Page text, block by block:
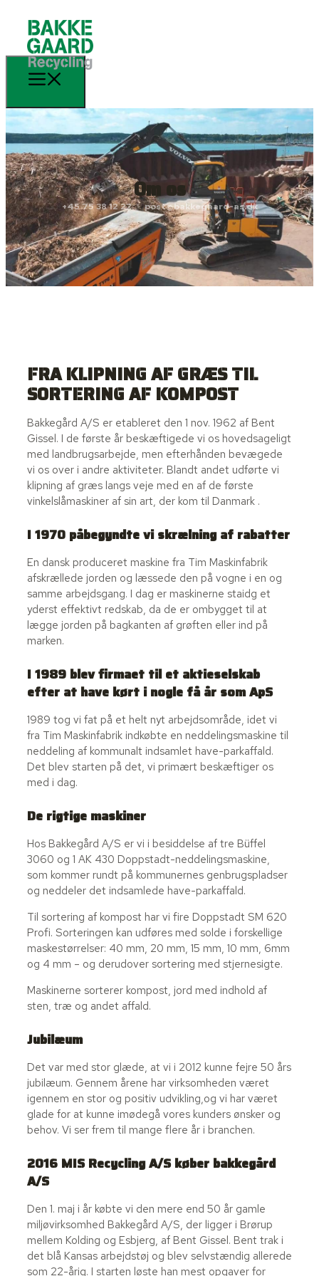
Om os
+45 75 38 12 22 post@bakkegaard-as.dk
FRA KLIPNING AF GRÆS TIL
SORTERING AF KOMPOST​​
​Bakkegård A/S er etableret den 1 nov. 1962 af Bent
Gissel. I de første år beskæftigede vi os hovedsageligt
med landbrugsarbejde, men efterhånden bevægede
vi os over i andre aktiviteter. Blandt andet udførte vi
klipning af græs langs veje med en af de første
vinkelslåmaskiner af sin art, der kom til Danmark .
I 1970 påbegyndte vi skrælning af rabatter
En dansk produceret maskine fra Tim Maskinfabrik
afskrællede jorden og læssede den på vogne i en og
samme arbejdsgang. I dag er maskinerne staidg et
yderst effektivt redskab, da de er ombygget til at
lægge jorden på bagkanten af grøften eller ind på
marken.
I 1989 blev firmaet til et aktieselskab
efter at have kørt i nogle få år som ApS
1989 tog vi fat på et helt nyt arbejdsområde, idet vi
fra Tim Maskinfabrik indkøbte en neddelingsmaskine til
neddeling af kommunalt indsamlet have-parkaffald.
Det blev starten på det, vi primært beskæftiger os
med i dag.
De rigtige maskiner
Hos Bakkegård A/S er vi i besiddelse af tre Büffel
3060 og 1 AK 430 Doppstadt-neddelingsmaskine,
som kommer rundt på kommunernes genbrugspladser
og neddeler det indsamlede have-parkaffald.
Til sortering af kompost har vi fire Doppstadt SM 620
Profi. Sorteringen kan udføres med solde i forskellige
maskestørrelser: 40 mm, 20 mm, 15 mm, 10 mm, 6mm
og 4 mm – og derudover sortering med stjernesigte.
Maskinerne sorterer kompost, jord med indhold af
sten, træ og andet affald.
Jubilæum
Det var med stor glæde, at vi i 2012 kunne fejre 50 års
jubilæum. Gennem årene har virksomheden været
igennem en stor og positiv udvikling,og vi har været
glade for at kunne imødegå vores kunders ønsker og
behov. Vi ser frem til mange flere år i branchen.​
2016 MIS Recycling A/S køber bakkegård
A/S
Den 1. maj i år købte vi den mere end 50 år gamle
miljøvirksomhed Bakkegård A/S, der ligger i Brørup
mellem Kolding og Esbjerg, af Bent Gissel. Bent trak i
det blå Kansas arbejdstøj og blev selvstændig allerede
som 22-årig. I starten løste han mest opgaver for